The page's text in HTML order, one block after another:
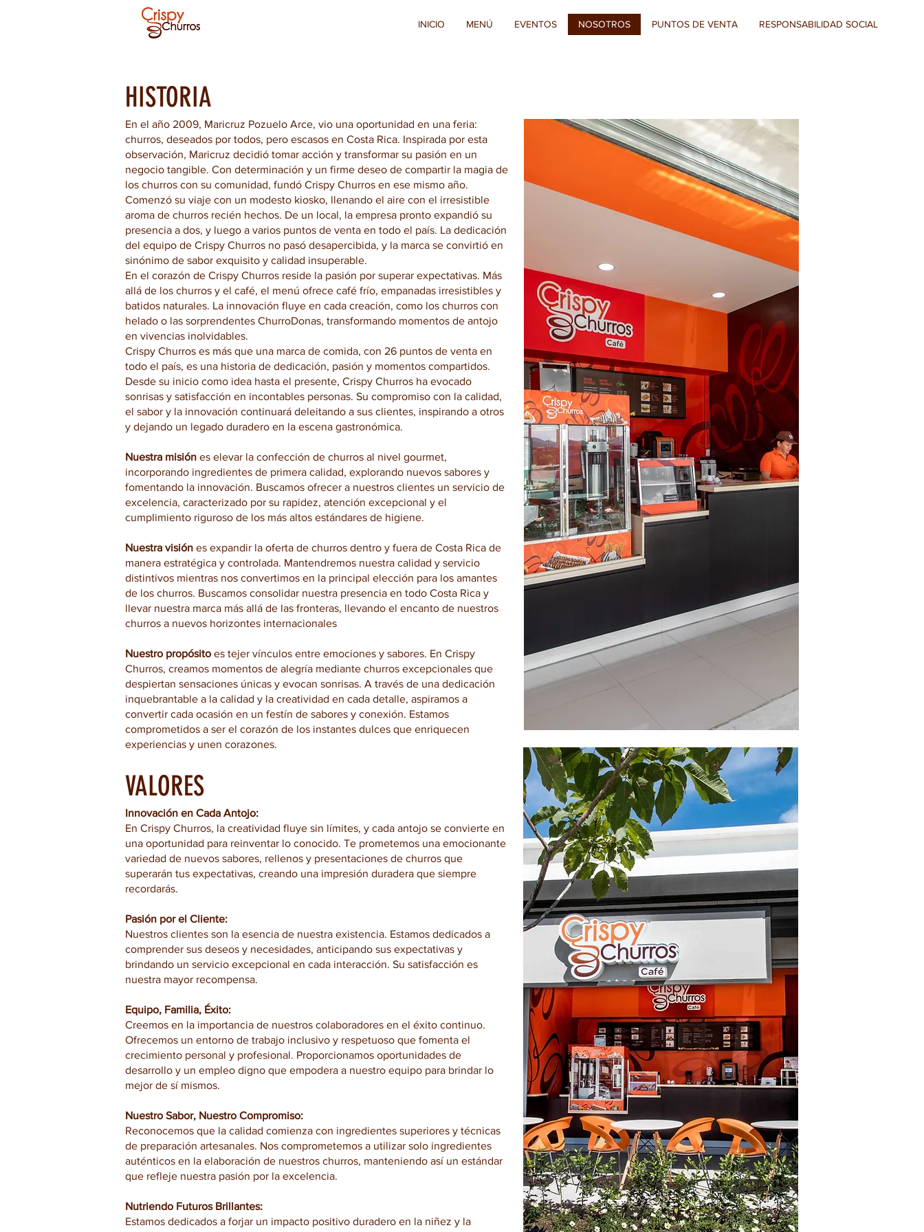
INICIO MENÚ EVENTOS NOSOTROS PUNTOS DE VENTA RESPONSABILIDAD SOCIAL
HISTORIA
En el año 2009, Maricruz Pozuelo Arce, vio una oportunidad en una feria:
churros, deseados por todos, pero escasos en Costa Rica. Inspirada por esta
observación, Maricruz decidió tomar acción y transformar su pasión en un
negocio tangible. Con determinación y un firme deseo de compartir la magia de
los churros con su comunidad, fundó Crispy Churros en ese mismo año.
Comenzó su viaje con un modesto kiosko, llenando el aire con el irresistible
aroma de churros recién hechos. De un local, la empresa pronto expandió su
presencia a dos, y luego a varios puntos de venta en todo el país. La dedicación
del equipo de Crispy Churros no pasó desapercibida, y la marca se convirtió en
sinónimo de sabor exquisito y calidad insuperable.
En el corazón de Crispy Churros reside la pasión por superar expectativas. Más
allá de los churros y el café, el menú ofrece café frío, empanadas irresistibles y
batidos naturales. La innovación fluye en cada creación, como los churros con
helado o las sorprendentes ChurroDonas, transformando momentos de antojo
en vivencias inolvidables.
Crispy Churros es más que una marca de comida, con 26 puntos de venta en
todo el país, es una historia de dedicación, pasión y momentos compartidos.
Desde su inicio como idea hasta el presente, Crispy Churros ha evocado
sonrisas y satisfacción en incontables personas. Su compromiso con la calidad,
el sabor y la innovación continuará deleitando a sus clientes, inspirando a otros
y dejando un legado duradero en la escena gastronómica.
Nuestra misión es elevar la confección de churros al nivel gourmet,
incorporando ingredientes de primera calidad, explorando nuevos sabores y
fomentando la innovación. Buscamos ofrecer a nuestros clientes un servicio de
excelencia, caracterizado por su rapidez, atención excepcional y el
cumplimiento riguroso de los más altos estándares de higiene.
Nuestra visión es expandir la oferta de churros dentro y fuera de Costa Rica de
manera estratégica y controlada. Mantendremos nuestra calidad y servicio
distintivos mientras nos convertimos en la principal elección para los amantes
de los churros. Buscamos consolidar nuestra presencia en todo Costa Rica y
llevar nuestra marca más allá de las fronteras, llevando el encanto de nuestros
churros a nuevos horizontes internacionales
Nuestro propósito es tejer vínculos entre emociones y sabores. En Crispy
Churros, creamos momentos de alegría mediante churros excepcionales que
despiertan sensaciones únicas y evocan sonrisas. A través de una dedicación
inquebrantable a la calidad y la creatividad en cada detalle, aspiramos a
convertir cada ocasión en un festín de sabores y conexión. Estamos
comprometidos a ser el corazón de los instantes dulces que enriquecen
experiencias y unen corazones.
VALORES
Innovación en Cada Antojo:
En Crispy Churros, la creatividad fluye sin límites, y cada antojo se convierte en
una oportunidad para reinventar lo conocido. Te prometemos una emocionante
variedad de nuevos sabores, rellenos y presentaciones de churros que
superarán tus expectativas, creando una impresión duradera que siempre
recordarás.
Pasión por el Cliente:
Nuestros clientes son la esencia de nuestra existencia. Estamos dedicados a
comprender sus deseos y necesidades, anticipando sus expectativas y
brindando un servicio excepcional en cada interacción. Su satisfacción es
nuestra mayor recompensa.
Equipo, Familia, Éxito:
Creemos en la importancia de nuestros colaboradores en el éxito continuo.
Ofrecemos un entorno de trabajo inclusivo y respetuoso que fomenta el
crecimiento personal y profesional. Proporcionamos oportunidades de
desarrollo y un empleo digno que empodera a nuestro equipo para brindar lo
mejor de sí mismos.
Nuestro Sabor, Nuestro Compromiso:
Reconocemos que la calidad comienza con ingredientes superiores y técnicas
de preparación artesanales. Nos comprometemos a utilizar solo ingredientes
auténticos en la elaboración de nuestros churros, manteniendo así un estándar
que refleje nuestra pasión por la excelencia.
Nutriendo Futuros Brillantes:
Estamos dedicados a forjar un impacto positivo duradero en la niñez y la